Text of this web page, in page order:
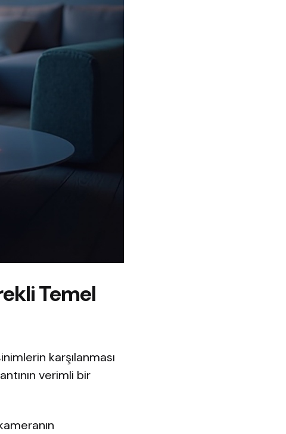
Temel
karşılanması
verimli bir